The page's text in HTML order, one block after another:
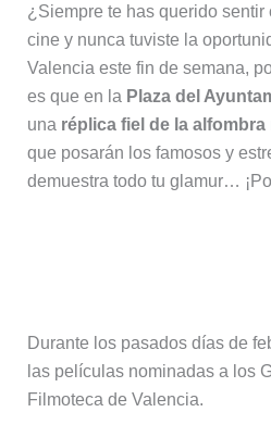
¿Siempre te has querido sentir
cine y nunca tuviste la
Valencia este fin de semana,
es que en la Plaza del
una réplica fiel de la alfombra
que posarán los famosos y
demuestra todo tu glamur…
Durante los pasados días de
las películas nominadas a los
Filmoteca de Valencia.